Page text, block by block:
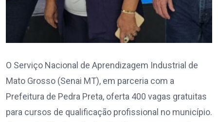
O Serviço Nacional de Aprendizagem Industrial de
Mato Grosso (Senai MT), em parceria com a
Prefeitura de Pedra Preta, oferta 400 vagas gratuitas
para cursos de qualificação profissional no município.